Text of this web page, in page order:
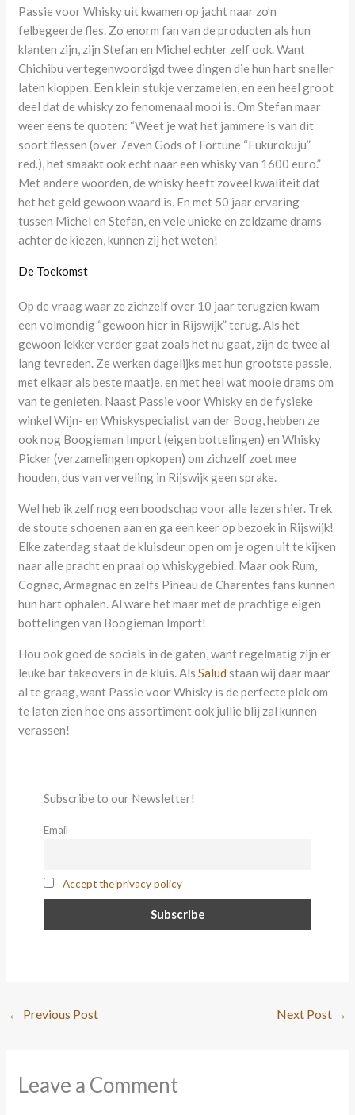
Passie voor Whisky uit kwamen op jacht naar zo’n
felbegeerde fles. Zo enorm fan van de producten als hun
klanten zijn, zijn Stefan en Michel echter zelf ook. Want
Chichibu vertegenwoordigd twee dingen die hun hart sneller
laten kloppen. Een klein stukje verzamelen, en een heel groot
deel dat de whisky zo fenomenaal mooi is. Om Stefan maar
weer eens te quoten: “Weet je wat het jammere is van dit
soort flessen (over 7even Gods of Fortune “Fukurokuju”
red.), het smaakt ook echt naar een whisky van 1600 euro.”
Met andere woorden, de whisky heeft zoveel kwaliteit dat
het het geld gewoon waard is. En met 50 jaar ervaring
tussen Michel en Stefan, en vele unieke en zeldzame drams
achter de kiezen, kunnen zij het weten!
De Toekomst
Op de vraag waar ze zichzelf over 10 jaar terugzien kwam
een volmondig “gewoon hier in Rijswijk” terug. Als het
gewoon lekker verder gaat zoals het nu gaat, zijn de twee al
lang tevreden. Ze werken dagelijks met hun grootste passie,
met elkaar als beste maatje, en met heel wat mooie drams om
van te genieten. Naast Passie voor Whisky en de fysieke
winkel Wijn- en Whiskyspecialist van der Boog, hebben ze
ook nog Boogieman Import (eigen bottelingen) en Whisky
Picker (verzamelingen opkopen) om zichzelf zoet mee
houden, dus van verveling in Rijswijk geen sprake.
Wel heb ik zelf nog een boodschap voor alle lezers hier. Trek
de stoute schoenen aan en ga een keer op bezoek in Rijswijk!
Elke zaterdag staat de kluisdeur open om je ogen uit te kijken
naar alle pracht en praal op whiskygebied. Maar ook Rum,
Cognac, Armagnac en zelfs Pineau de Charentes fans kunnen
hun hart ophalen. Al ware het maar met de prachtige eigen
bottelingen van Boogieman Import!
Hou ook goed de socials in de gaten, want regelmatig zijn er
leuke bar takeovers in de kluis. AlsSalud staan wij daar maar
al te graag, want Passie voor Whisky is de perfecte plek om
te laten zien hoe ons assortiment ook jullie blij zal kunnen
verassen!
Subscribe to our Newsletter!
Email
Accept the privacy policy
← Previous Post Next Post →
Leave a Comment